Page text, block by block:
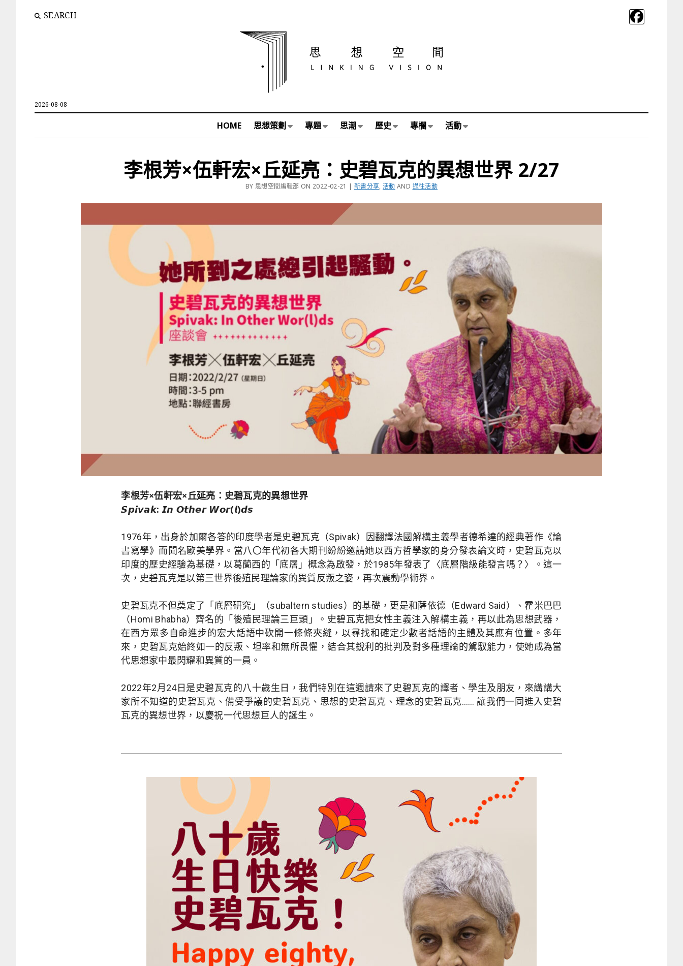
SEARCH
2026-08-08
HOME 思想策劃 專題 思潮 歷史 專欄 活動
李根芳×伍軒宏×丘延亮：史碧瓦克的異想世界 2/27
BY 思想空間編輯部 ON 2022-02-21 | 新書分享, 活動 AND 過往活動
李根芳×伍軒宏×丘延亮：史碧瓦克的異想世界
𝙎𝙥𝙞𝙫𝙖𝙠: 𝙄𝙣 𝙊𝙩𝙝𝙚𝙧 𝙒𝙤𝙧(𝙡)𝙙𝙨
1976年，出身於加爾各答的印度學者是史碧瓦克（Spivak）因翻譯法國解構主義學者德希達的經典著作《論
書寫學》而聞名歐美學界。當八〇年代初各大期刊紛紛邀請她以西方哲學家的身分發表論文時，史碧瓦克以
印度的歷史經驗為基礎，以葛蘭西的「底層」概念為啟發，於1985年發表了〈底層階級能發言嗎？〉。這一
次，史碧瓦克是以第三世界後殖民理論家的異質反叛之姿，再次震動學術界。
史碧瓦克不但奠定了「底層研究」（subaltern studies）的基礎，更是和薩依德（Edward Said）、霍米巴巴
（Homi Bhabha）齊名的「後殖民理論三巨頭」。史碧瓦克把女性主義注入解構主義，再以此為思想武器，
在西方眾多自命進步的宏大話語中砍開一條條夾縫，以尋找和確定少數者話語的主體及其應有位置。多年
來，史碧瓦克始終如一的反叛、坦率和無所畏懼，結合其銳利的批判及對多種理論的駕馭能力，使她成為當
代思想家中最閃耀和異質的一員。
2022年2月24日是史碧瓦克的八十歲生日，我們特別在這週請來了史碧瓦克的譯者、學生及朋友，來講講大
家所不知道的史碧瓦克、備受爭議的史碧瓦克、思想的史碧瓦克、理念的史碧瓦克…… 讓我們一同進入史碧
瓦克的異想世界，以慶祝一代思想巨人的誕生。